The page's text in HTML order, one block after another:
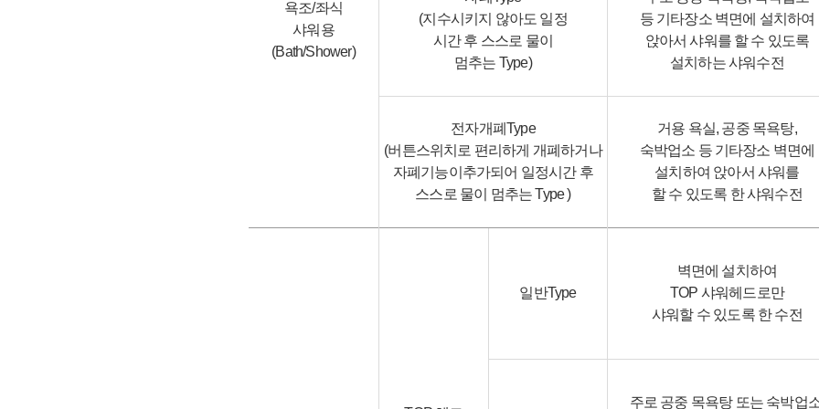
욕조/좌식
샤워용
(Bath/Shower)
(지수시키지 않아도 일정
시간 후 스스로 물이
멈추는 Type)
등 기타장소 벽면에 설치하여
앉아서 샤워를 할 수 있도록
설치하는 샤워수전
전자개폐Type
(버튼스위치로 편리하게 개폐하거나
자폐기능이추가되어 일정시간 후
스스로 물이 멈추는 Type )
거용 욕실, 공중 목욕탕,
숙박업소 등 기타장소 벽면에
설치하여 앉아서 샤워를
할 수 있도록 한 샤워수전
일반Type
벽면에 설치하여
TOP 샤워헤드로만
샤워할 수 있도록 한 수전
주로 공중 목욕탕 또는 숙박업